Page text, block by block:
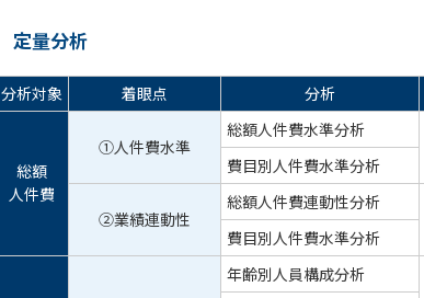
定量分析
分析対象 着眼点 分析
総額
人件費
①人件費水準
総額人件費水準分析
費目別人件費水準分析
②業績連動性
総額人件費連動性分析
費目別人件費水準分析
年齢別人員構成分析